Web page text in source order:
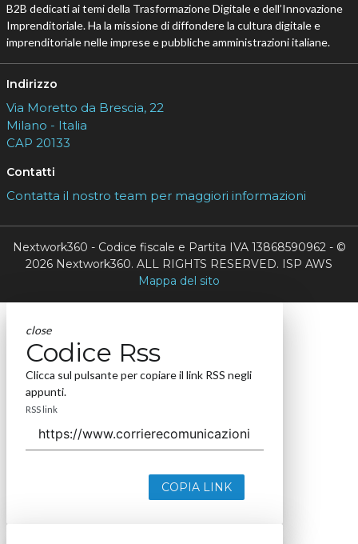
B2B dedicati ai temi della Trasformazione Digitale e dell’Innovazione
Imprenditoriale. Ha la missione di diffondere la cultura digitale e
imprenditoriale nelle imprese e pubbliche amministrazioni italiane.
Indirizzo
Via Moretto da Brescia, 22
Milano - Italia
CAP 20133
Contatti
Contatta il nostro team per maggiori informazioni
Nextwork360 - Codice fiscale e Partita IVA 13868590962 - ©
2026 Nextwork360. ALL RIGHTS RESERVED. ISP AWS
Mappa del sito
close
Codice Rss
Clicca sul pulsante per copiare il link RSS negli
appunti.
RSS link
COPIA LINK